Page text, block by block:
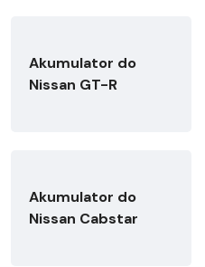
Akumulator do
Nissan GT-R
Akumulator do
Nissan Cabstar